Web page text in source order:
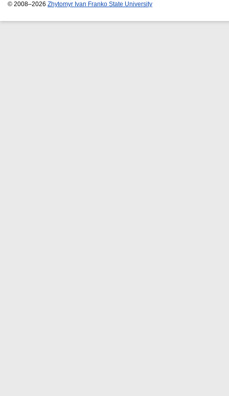
© 2008–2026 Zhytomyr Ivan Franko State University